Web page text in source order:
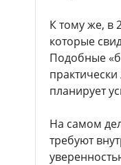
К тому же, в
которые
Подобные
планирует
На самом
требуют